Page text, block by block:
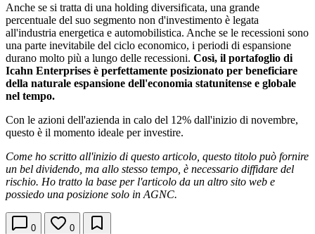
Anche se si tratta di una holding diversificata, una grande
percentuale del suo segmento non d'investimento è legata
all'industria energetica e automobilistica. Anche se le recessioni sono
una parte inevitabile del ciclo economico, i periodi di espansione
durano molto più a lungo delle recessioni. Così, il portafoglio di
Icahn Enterprises è perfettamente posizionato per beneficiare
della naturale espansione dell'economia statunitense e globale
nel tempo.
Con le azioni dell'azienda in calo del 12% dall'inizio di novembre,
questo è il momento ideale per investire.
Come ho scritto all'inizio di questo articolo, questo titolo può fornire
un bel dividendo, ma allo stesso tempo, è necessario diffidare del
rischio. Ho tratto la base per l'articolo da un altro sito web e
possiedo una posizione solo in AGNC.
0 0